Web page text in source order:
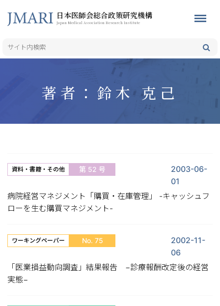
日本医師会総合政策研究機構
Japan Medical Association Research Institute
著者：鈴木 克己
資料・書籍・その他 第 52 号
2003-06-
01
病院経営マネジメント「購買・在庫管理」 -キャッシュフ
ローを生む購買マネジメント-
ワーキングペーパー No. 75
2002-11-
06
「医業損益動向調査」結果報告 −診療報酬改定後の経営
実態−